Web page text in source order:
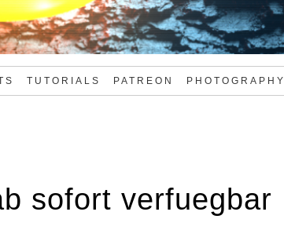
TUTORIALS PATREON PHOTOGRAPHY
sofort verfuegbar